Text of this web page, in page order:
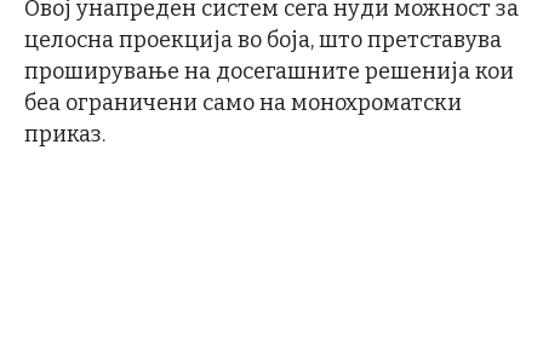
Овој унапреден систем сега нуди можност за
целосна проекција во боја, што претставува
проширување на досегашните решенија кои
беа ограничени само на монохроматски
приказ.